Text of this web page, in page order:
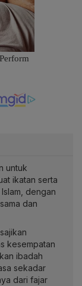
untuk
ikatan serta
dengan
dan
kesempatan
ibadah
sekadar
dari fajar